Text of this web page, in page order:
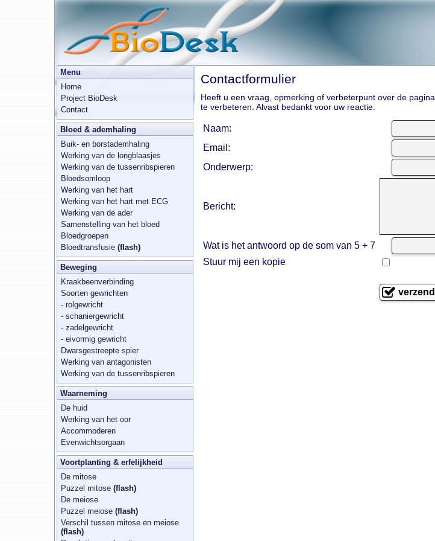
Menu
Home
Project BioDesk
Contact
Bloed & ademhaling
Buik- en borstademhaling
Werking van de longblaasjes
Werking van de tussenribspieren
Bloedsomloop
Werking van het hart
Werking van het hart met ECG
Werking van de ader
Samenstelling van het bloed
Bloedgroepen
Bloedtransfusie (flash)
Beweging
Kraakbeenverbinding
Soorten gewrichten
- rolgewricht
- schaniergewricht
- zadelgewricht
- eivormig gewricht
Dwarsgestreepte spier
Werking van antagonisten
Werking van de tussenribspieren
Waarneming
De huid
Werking van het oor
Accommoderen
Evenwichtsorgaan
Voortplanting & erfelijkheid
De mitose
Puzzel mitose (flash)
De meiose
Puzzel meiose (flash)
Verschil tussen mitose en meiose
(flash)
Contactformulier
Heeft u een vraag, opmerking of verbeterpunt over de pagina
te verbeteren. Alvast bedankt voor uw reactie.
Naam:
Email:
Onderwerp:
Bericht:
Wat is het antwoord op de som van 5 + 7
Stuur mij een kopie